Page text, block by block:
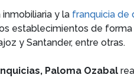
y la franquicia de
establecimientos de
y Santander, entre otras.
Paloma Ozabal